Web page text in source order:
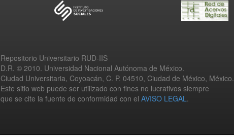
Repositorio Universitario RUD-IIS
D.R. © 2010. Universidad Nacional Autónoma de México.
Ciudad Universitaria, Coyoacán, C. P. 04510, Ciudad de México, México.
Este sitio web puede ser utilizado con fines no lucrativos siempre
que se cite la fuente de conformidad con el AVISO LEGAL.